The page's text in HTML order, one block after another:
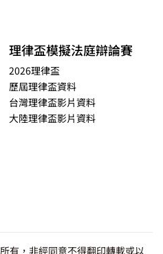
理律盃模擬法庭辯論賽
2026理律盃
歷屆理律盃資料
台灣理律盃影片資料
大陸理律盃影片資料
有，非經同意不得翻印轉載或以